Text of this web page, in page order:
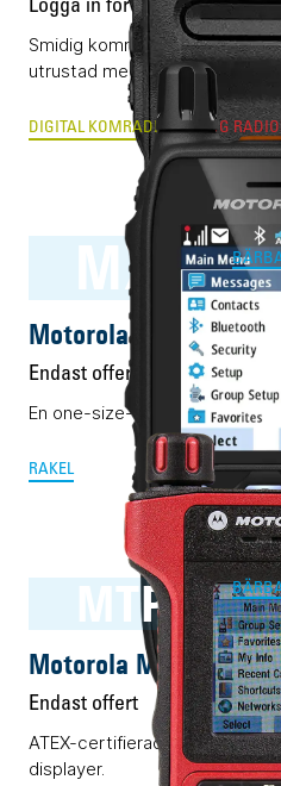
Logga in för pris
Smidig komradio (DMR) utan
utrustad med AI-optimerat ljud.
DIGITAL KOMRADIOANALOG
Motorola MXP600
Endast offert
En one-size-fits-all Rakelmobil.
RAKEL
Motorola MTP8550Ex
Endast offert
ATEX-certifierad Rakelmobil
displayer.